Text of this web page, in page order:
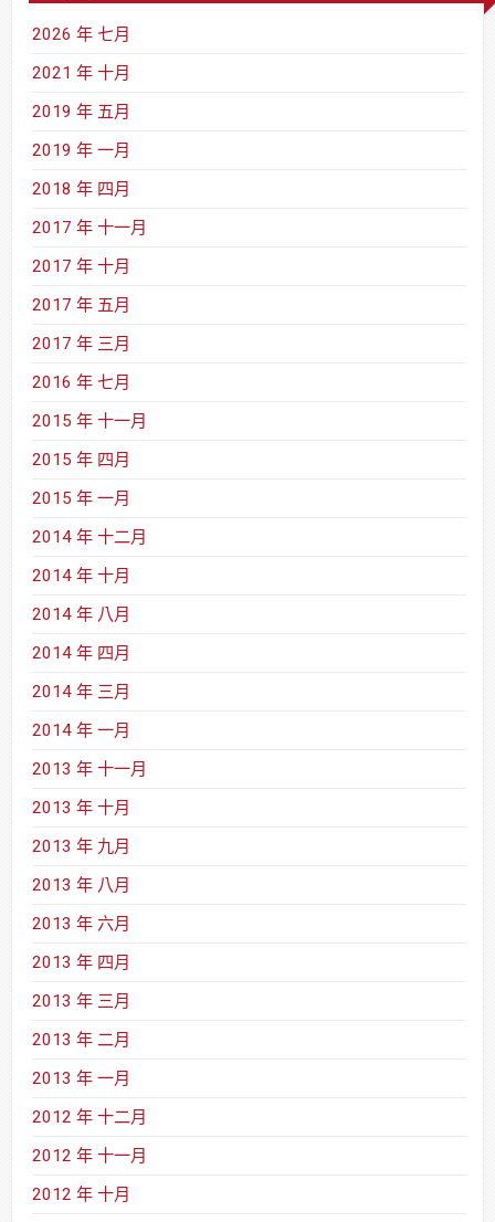
2026 年 七月
2021 年 十月
2019 年 五月
2019 年 一月
2018 年 四月
2017 年 十一月
2017 年 十月
2017 年 五月
2017 年 三月
2016 年 七月
2015 年 十一月
2015 年 四月
2015 年 一月
2014 年 十二月
2014 年 十月
2014 年 八月
2014 年 四月
2014 年 三月
2014 年 一月
2013 年 十一月
2013 年 十月
2013 年 九月
2013 年 八月
2013 年 六月
2013 年 四月
2013 年 三月
2013 年 二月
2013 年 一月
2012 年 十二月
2012 年 十一月
2012 年 十月